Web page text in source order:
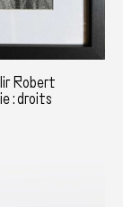
Robert
: droits